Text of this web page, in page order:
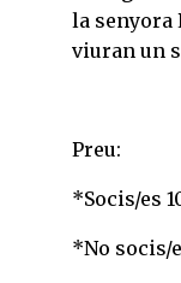
la senyora
viuran un
Preu:
*Socis/es
*No socis/